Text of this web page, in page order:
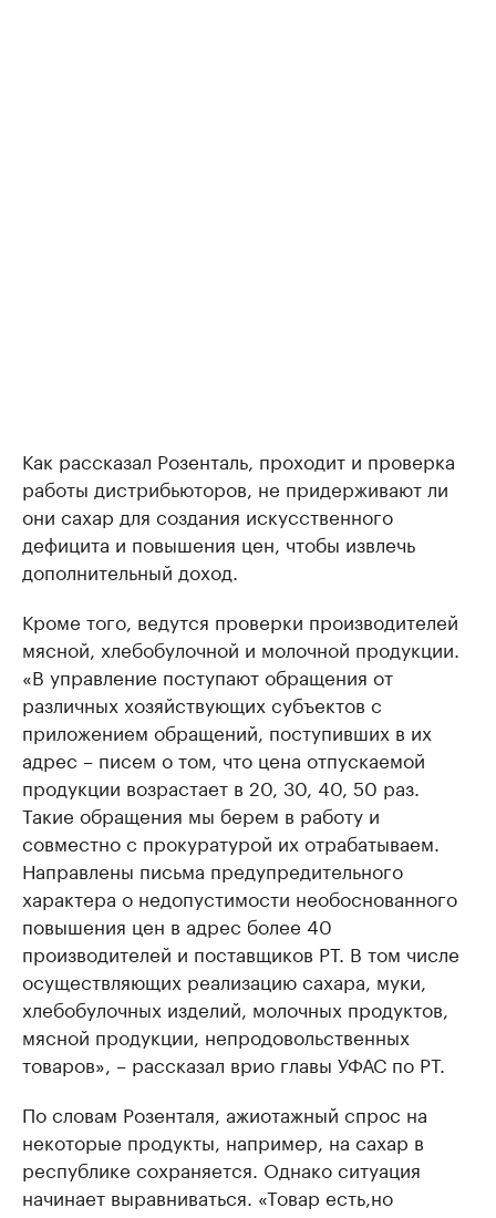
Как рассказал Розенталь, проходит и проверка
работы дистрибьюторов, не придерживают ли
они сахар для создания искусственного
дефицита и повышения цен, чтобы извлечь
дополнительный доход.
Кроме того, ведутся проверки производителей
мясной, хлебобулочной и молочной продукции.
«В управление поступают обращения от
различных хозяйствующих субъектов с
приложением обращений, поступивших в их
адрес – писем о том, что цена отпускаемой
продукции возрастает в 20, 30, 40, 50 раз.
Такие обращения мы берем в работу и
совместно с прокуратурой их отрабатываем.
Направлены письма предупредительного
характера о недопустимости необоснованного
повышения цен в адрес более 40
производителей и поставщиков РТ. В том числе
осуществляющих реализацию сахара, муки,
хлебобулочных изделий, молочных продуктов,
мясной продукции, непродовольственных
товаров», – рассказал врио главы УФАС по РТ.
По словам Розенталя, ажиотажный спрос на
некоторые продукты, например, на сахар в
республике сохраняется. Однако ситуация
начинает выравниваться. «Товар есть,но